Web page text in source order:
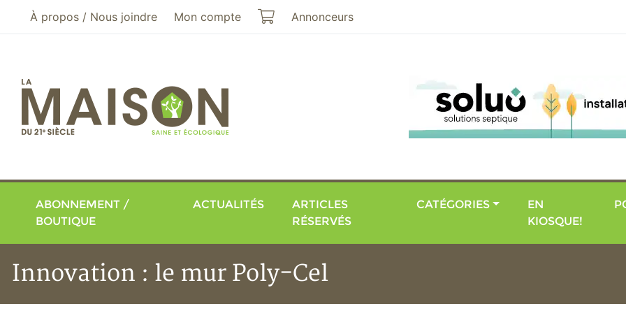
Aller au menu principal
Aller au contenu principal
À propos / Nous joindre Mon compte Mon panier
Annonceurs
ABONNEMENT /
BOUTIQUE
ACTUALITÉS
ARTICLES
RÉSERVÉS
CATÉGORIES
EN
KIOSQUE!
Innovation : le mur Poly-Cel